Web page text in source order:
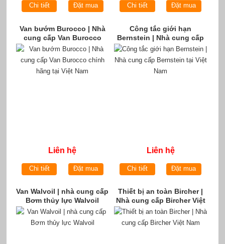
Chi tiết Đặt mua Chi tiết Đặt mua
Van bướm Burocco | Nhà
cung cấp Van Burocco
chính hãng tại Việt Nam
Liên hệ
Chi tiết Đặt mua
Công tắc giới hạn
Bernstein | Nhà cung cấp
Bernstein tại Việt Nam
Liên hệ
Chi tiết Đặt mua
Van Walvoil | nhà cung cấp
Bơm thủy lực Walvoil
Thiết bị an toàn Bircher |
Nhà cung cấp Bircher Việt
Nam